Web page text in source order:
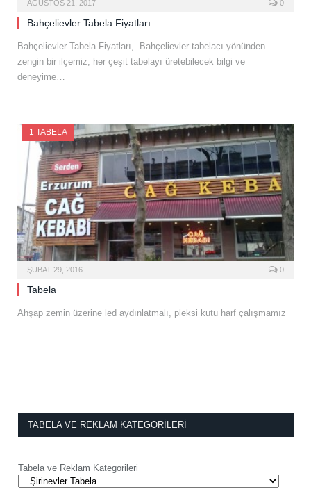
AĞUSTOS 21, 2017 0
Bahçelievler Tabela Fiyatları
Bahçelievler Tabela Fiyatları, Bahçelievler tabelacı yönünden
zengin bir ilçemiz, her çeşit tabelayı üretebilecek bilgi ve
deneyime…
1 TABELA
ŞUBAT 29, 2016 0
Tabela
Ahşap zemin üzerine led aydınlatmalı, pleksi kutu harf çalışmamız
TABELA VE REKLAM KATEGORILERI
Tabela ve Reklam Kategorileri